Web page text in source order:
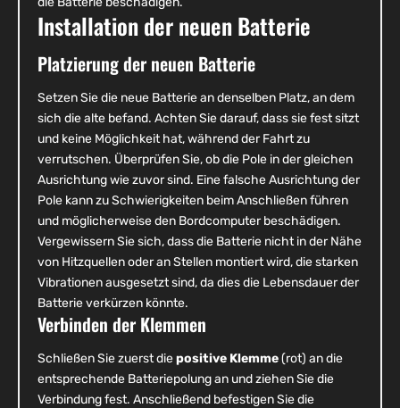
Installation der neuen Batterie
Platzierung der neuen Batterie
Setzen Sie die neue Batterie an denselben Platz, an dem
sich die alte befand. Achten Sie darauf, dass sie fest sitzt
und keine Möglichkeit hat, während der Fahrt zu
verrutschen. Überprüfen Sie, ob die Pole in der gleichen
Ausrichtung wie zuvor sind. Eine falsche Ausrichtung der
Pole kann zu Schwierigkeiten beim Anschließen führen
und möglicherweise den Bordcomputer beschädigen.
Vergewissern Sie sich, dass die Batterie nicht in der Nähe
von Hitzquellen oder an Stellen montiert wird, die starken
Vibrationen ausgesetzt sind, da dies die Lebensdauer der
Batterie verkürzen könnte.
Verbinden der Klemmen
Schließen Sie zuerst diepositive Klemme(rot) an die
entsprechende Batteriepolung an und ziehen Sie die
Verbindung fest. Anschließend befestigen Sie die